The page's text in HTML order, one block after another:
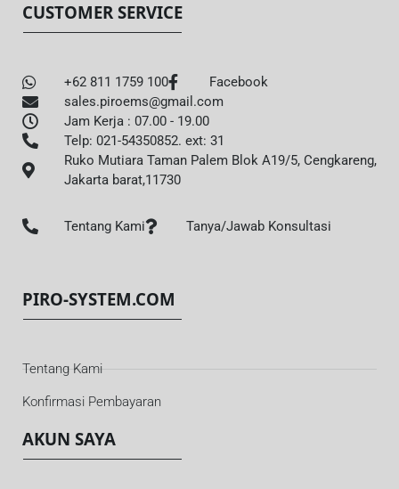
CUSTOMER SERVICE
+62 811 1759 100
Facebook
sales.piroems@gmail.com
Jam Kerja : 07.00 - 19.00
Telp: 021-54350852. ext: 31
Ruko Mutiara Taman Palem Blok A19/5, Cengkareng,
Jakarta barat,11730
Tentang Kami Tanya/Jawab Konsultasi
PIRO-SYSTEM.COM
Tentang Kami
Konfirmasi Pembayaran
AKUN SAYA